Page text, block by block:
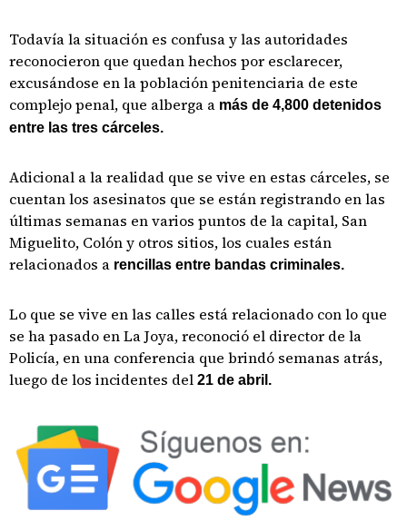
Todavía la situación es confusa y las autoridades
reconocieron que quedan hechos por esclarecer,
excusándose en la población penitenciaria de este
complejo penal, que alberga a más de 4,800 detenidos
entre las tres cárceles.
Adicional a la realidad que se vive en estas cárceles, se
cuentan los asesinatos que se están registrando en las
últimas semanas en varios puntos de la capital, San
Miguelito, Colón y otros sitios, los cuales están
relacionados a rencillas entre bandas criminales.
Lo que se vive en las calles está relacionado con lo que
se ha pasado en La Joya, reconoció el director de la
Policía, en una conferencia que brindó semanas atrás,
luego de los incidentes del 21 de abril.